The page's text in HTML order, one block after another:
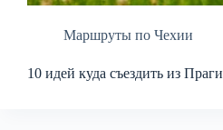
Маршруты по Чехии
10 идей куда съездить из Праги